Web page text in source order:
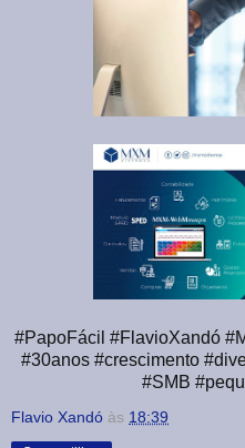
#PapoFácil #FlavioXandó
#30anos #crescimento
#SMB
Flavio Xandó às 18:39